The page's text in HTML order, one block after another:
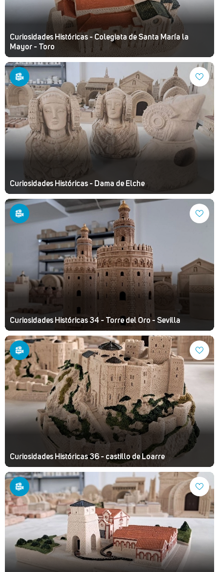
Curiosidades Históricas - Colegiata de Santa María la
Mayor - Toro
Curiosidades Históricas - Dama de Elche
Curiosidades Históricas 34 - Torre del Oro - Sevilla
Curiosidades Históricas 36 - castillo de Loarre